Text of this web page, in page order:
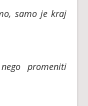
samo je kraj
promeniti